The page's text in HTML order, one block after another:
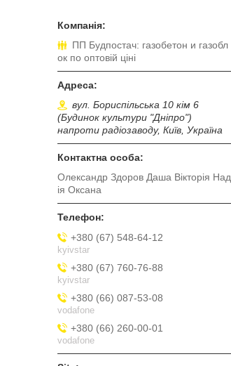
ПП Будпостач: газобетон и газобл
ок по оптовій ціні
вул. Бориспільська 10 кім 6
(Будинок культури "Дніпро")
напроти радіозаводу, Київ, Україна
Олександр Здоров Даша Вікторія Над
ія Оксана
+380 (67) 548-64-12
kyivstar
+380 (67) 760-76-88
kyivstar
+380 (66) 087-53-08
vodafone
+380 (66) 260-00-01
vodafone